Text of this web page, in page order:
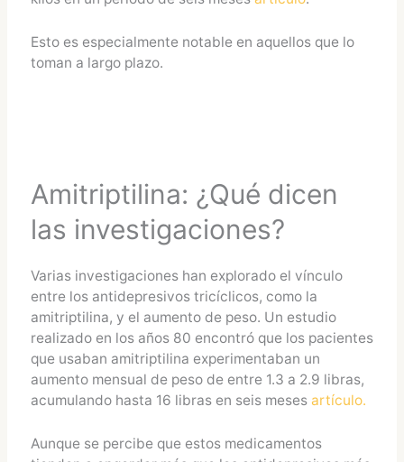
Esto es especialmente notable en aquellos que lo
toman a largo plazo.
Amitriptilina: ¿Qué dicen
las investigaciones?
Varias investigaciones han explorado el vínculo
entre los antidepresivos tricíclicos, como la
amitriptilina, y el aumento de peso. Un estudio
realizado en los años 80 encontró que los pacientes
que usaban amitriptilina experimentaban un
aumento mensual de peso de entre 1.3 a 2.9 libras,
acumulando hasta 16 libras en seis meses​ artículo.
Aunque se percibe que estos medicamentos